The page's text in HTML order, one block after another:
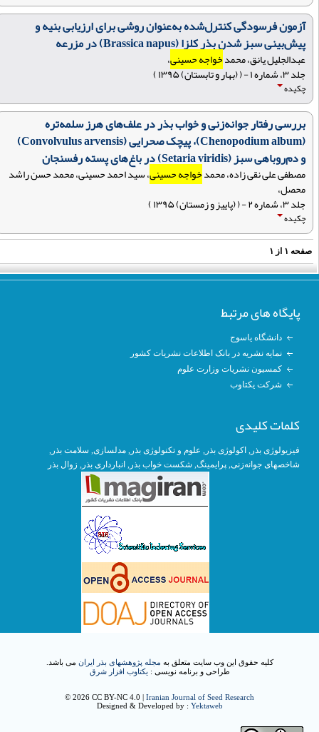
آزمون فرسودگی کنترل‌شده به‌عنوان روشی برای ارزیابی بنیه و
پیش‌بینی سبز شدن بذر کلزا (Brassica napus) در مزرعه
عبدالجلیل یانق، محمدخواجه حسینی،
جلد ۳، شماره ۱ - ( (بهار و تابستان) ۱۳۹۵ )
چکیده
بررسی رفتار جوانه‌زنی و خواب بذر در علف‌های هرز سلمه‌تره
(Chenopodium album)، پیچک صحرایی (Convolvulus arvensis)
و دم‌روباهی سبز (Setaria viridis) در باغ‌های پسته رفسنجان
مصطفی علی نقی زاده، محمدخواجه حسینی، سید احمد حسینی، محمد حسن راشد
محصل،
جلد ۳، شماره ۲ - ( (پاییز و زمستان) ۱۳۹۵ )
چکیده
۱از ۱
پایگاه های مرتبط
دانشگاه یاسوج
نمایه نشریه در بانک اطلاعات نشریات کشور
کمسیون نشریات وزارت علوم
شرکت یکتاوب
کلمات کلیدی
فیزیولوژی بذر, اکولوژی بذر, علوم و تکنولوژی بذر, مدلسازی, سلامت بذر,
شاخصهای جوانه‌زنی,پرایمینگ, شکست خواب بذر, انبارداری بذر, زوال بذر
کلیه حقوق این وب سایت متعلق به مجله پژوهشهای بذر ایران می باشد.
طراحی و برنامه نویسی : یکتاوب افزار شرق
© 2026 CC BY-NC 4.0 |Iranian Journal of Seed Research
Designed & Developed by :Yektaweb